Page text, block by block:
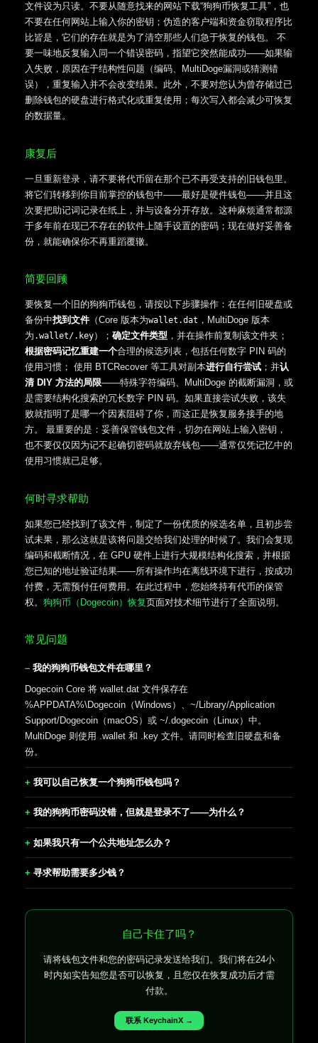
文件设为只读。不要从随意找来的网站下载“狗狗币恢复工具”，也
不要在任何网站上输入你的密钥；伪造的客户端和资金窃取程序比
比皆是，它们的存在就是为了清空那些人们急于恢复的钱包。 不
要一味地反复输入同一个错误密码，指望它突然能成功——如果输
入失败，原因在于结构性问题（编码、MultiDoge漏洞或猜测错
误），重复输入并不会改变结果。此外，不要对您认为曾存储过已
删除钱包的硬盘进行格式化或重复使用；每次写入都会减少可恢复
的数据量。
康复后
一旦重新登录，请不要将代币留在那个已不再受支持的旧钱包里。
将它们转移到你目前掌控的钱包中——最好是硬件钱包——并且这
次要把助记词记录在纸上，并与设备分开存放。这种麻烦通常都源
于多年前在现已不存在的软件上随手设置的密码；现在做好妥善备
份，就能确保你不再重蹈覆辙。
简要回顾
要恢复一个旧的狗狗币钱包，请按以下步骤操作：在任何旧硬盘或
备份中找到文件 （Core 版本为wallet.dat ，MultiDoge 版本
为 .wallet/.key）； 确定文件类型 ，并在操作前复制该文件夹；
根据密码记忆重建一个合理的候选列表，包括任何数字 PIN 码的
使用习惯； 使用 BTCRecover 等工具对副本进行自行尝试 ；并认
清 DIY 方法的局限——特殊字符编码、MultiDoge 的截断漏洞，或
是需要结构化搜索的冗长数字 PIN 码。如果直接尝试失败，该失
败就指明了是哪一个因素阻碍了你，而这正是恢复服务接手的地
方。 最重要的是：妥善保管钱包文件，切勿在网站上输入密钥，
也不要仅仅因为记不起确切密码就放弃钱包——通常仅凭记忆中的
使用习惯就已足够。
何时寻求帮助
如果您已经找到了该文件，制定了一份优质的候选名单，且初步尝
试未果，那么这就是该将问题交给我们处理的时候了。我们会复现
编码和截断情况，在 GPU 硬件上进行大规模结构化搜索，并根据
您已知的地址验证结果——所有操作均在离线环境下进行，按成功
付费，无需预付任何费用。在此过程中，您始终持有代币的保管
权。 狗狗币（Dogecoin）恢复页面对技术细节进行了全面说明。
常见问题
我的狗狗币钱包文件在哪里？
Dogecoin Core 将 wallet.dat 文件保存在
%APPDATA%\Dogecoin（Windows）、~/Library/Application
Support/Dogecoin（macOS）或 ~/.dogecoin（Linux）中。
MultiDoge 则使用 .wallet 和 .key 文件。请同时检查旧硬盘和备
份。
我可以自己恢复一个狗狗币钱包吗？
我的狗狗币密码没错，但就是登录不了——为什么？
如果我只有一个公共地址怎么办？
寻求帮助需要多少钱？
自己卡住了吗？
请将钱包文件和您的密码记录发送给我们。我们将在24小
时内如实告知您是否可以恢复，且您仅在恢复成功后才需
付款。
联系 KeychainX →